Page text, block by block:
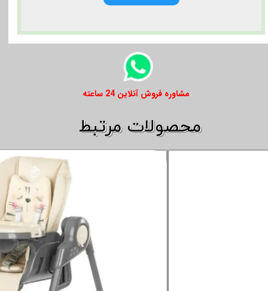
​​مشاوره فروش آنلاین 24 ساعته
​​محصولات مرتبط